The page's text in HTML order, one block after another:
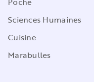
Sciences Humaines
Cuisine
Marabulles